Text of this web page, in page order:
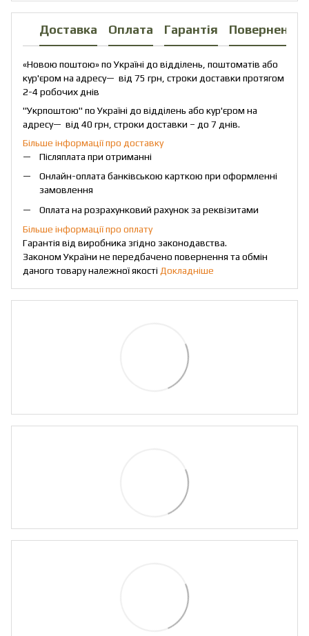
Доставка Оплата Гарантія Повернення
«Новою поштою» по Україні до відділень, поштоматів або
кур'єром на адресу— від 75 грн, строки доставки протягом
2-4 робочих днів
"Укрпоштою" по Україні до відділень або кур'єром на
адресу— від 40 грн, строки доставки – до 7 днів.
Більше інформації про доставку
Післяплата при отриманні
Онлайн-оплата банківською карткою при оформленні
замовлення
Оплата на розрахунковий рахунок за реквізитами
Більше інформації про оплату
Гарантія від виробника згідно законодавства.
Законом України не передбачено повернення та обмін
даного товару належної якості Докладніше